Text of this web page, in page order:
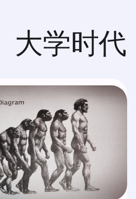
大学时代